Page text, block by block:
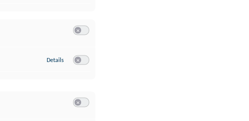
Details zu Google Analytics